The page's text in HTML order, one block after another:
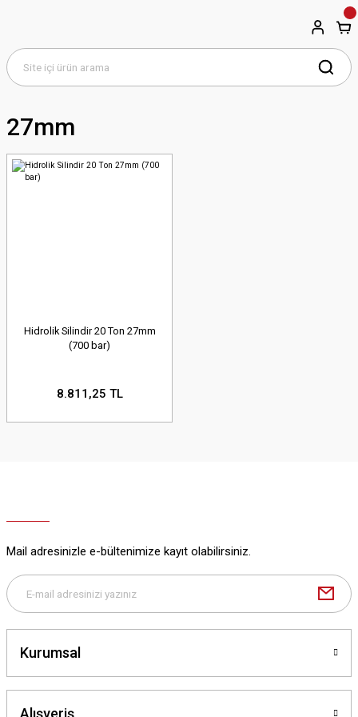
27mm
Hidrolik Silindir 20 Ton 27mm
(700 bar)
8.811,25 TL
Mail adresinizle e-bültenimize kayıt olabilirsiniz.
Kurumsal